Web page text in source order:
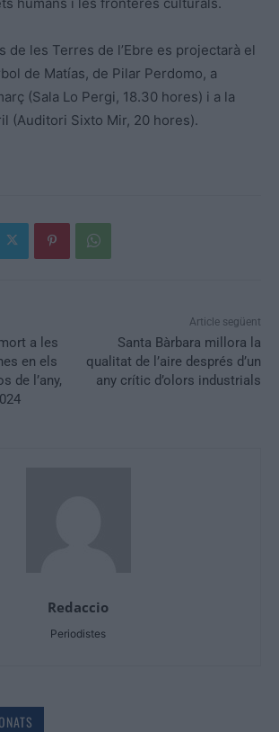
de les Terres de l’Ebre es projectarà el
de Matías, de Pilar Perdomo, a
(Sala Lo Pergi, 18.30 hores) i a la
(Auditori Sixto Mir, 20 hores).
a les
en els
de l’any,
Article següent
Santa Bàrbara millora la
qualitat de l’aire després d’un
any crític d’olors industrials
Redaccio
Periodistes